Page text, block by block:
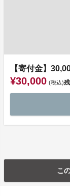
【寄付金】
¥30,000 (税込)
こ